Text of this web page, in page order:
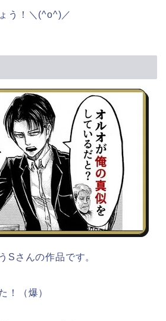
う！＼(^o^)／
さんの作品です。
！（爆）